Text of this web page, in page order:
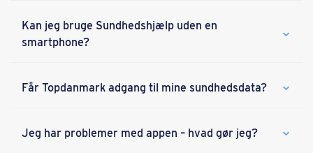
Kan jeg bruge Sundhedshjælp uden en
smartphone?
Får Topdanmark adgang til mine sundhedsdata?
Jeg har problemer med appen – hvad gør jeg?